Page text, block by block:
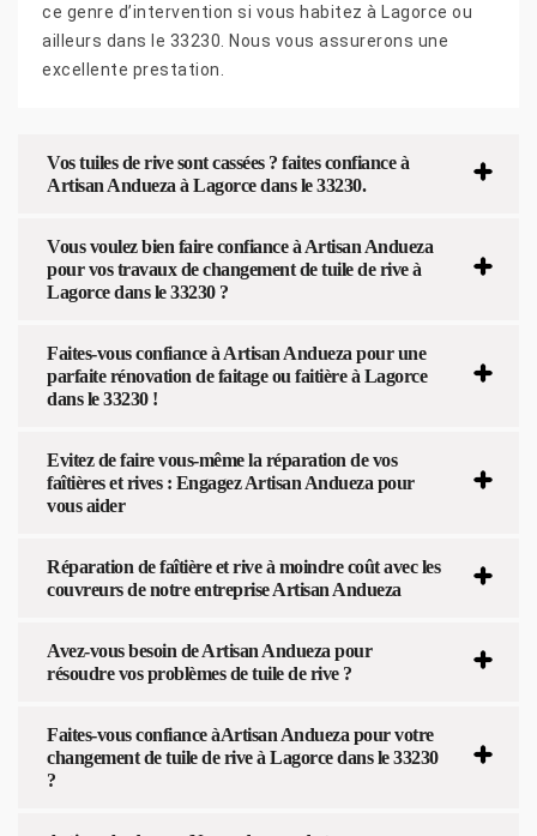
ce genre d’intervention si vous habitez à Lagorce ou
ailleurs dans le 33230. Nous vous assurerons une
excellente prestation.
Vos tuiles de rive sont cassées ? faites confiance à
Artisan Andueza à Lagorce dans le 33230.
Vous voulez bien faire confiance à Artisan Andueza
pour vos travaux de changement de tuile de rive à
Lagorce dans le 33230 ?
Faites-vous confiance à Artisan Andueza pour une
parfaite rénovation de faitage ou faitière à Lagorce
dans le 33230 !
Evitez de faire vous-même la réparation de vos
faîtières et rives : Engagez Artisan Andueza pour
vous aider
Réparation de faîtière et rive à moindre coût avec les
couvreurs de notre entreprise Artisan Andueza
Avez-vous besoin de Artisan Andueza pour
résoudre vos problèmes de tuile de rive ?
Faites-vous confiance àArtisan Andueza pour votre
changement de tuile de rive à Lagorce dans le 33230
?